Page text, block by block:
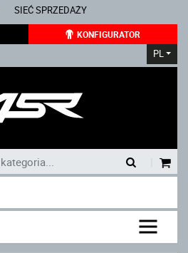
SIEĆ SPRZEDAŻY
KONFIGURATOR
PL